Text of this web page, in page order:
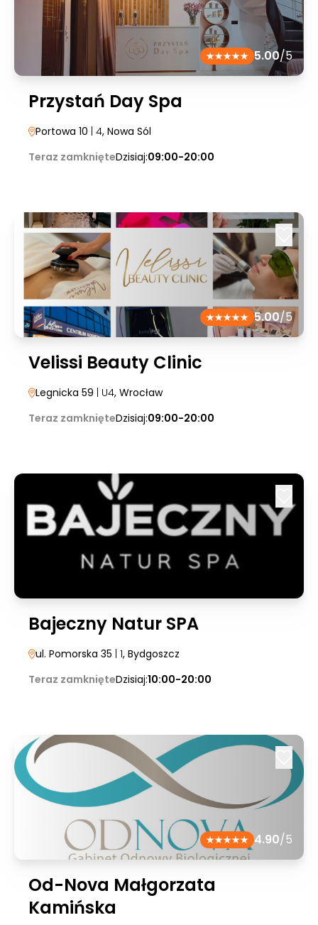
5.00/5
Przystań Day Spa
Portowa 10 | 4, Nowa Sól
Teraz zamknięteDzisiaj:09:00-20:00
5.00/5
Velissi Beauty Clinic
Legnicka 59 | U4, Wrocław
Teraz zamknięteDzisiaj:09:00-20:00
Bajeczny Natur SPA
ul. Pomorska 35 | 1, Bydgoszcz
Teraz zamknięteDzisiaj:10:00-20:00
4.90/5
Od-Nova Małgorzata
Kamińska